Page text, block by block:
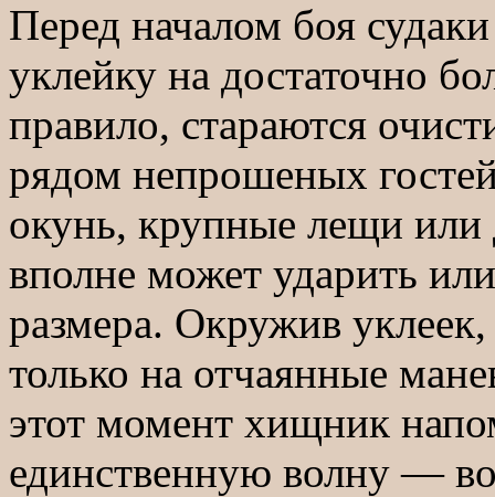
Перед началом боя
уклейку на достаточно
правило, стараются
рядом непрошеных
окунь, крупные лещи или
вполне может ударить
размера. Окружив уклеек,
только на отчаянные
этот момент хищник
единственную волну —